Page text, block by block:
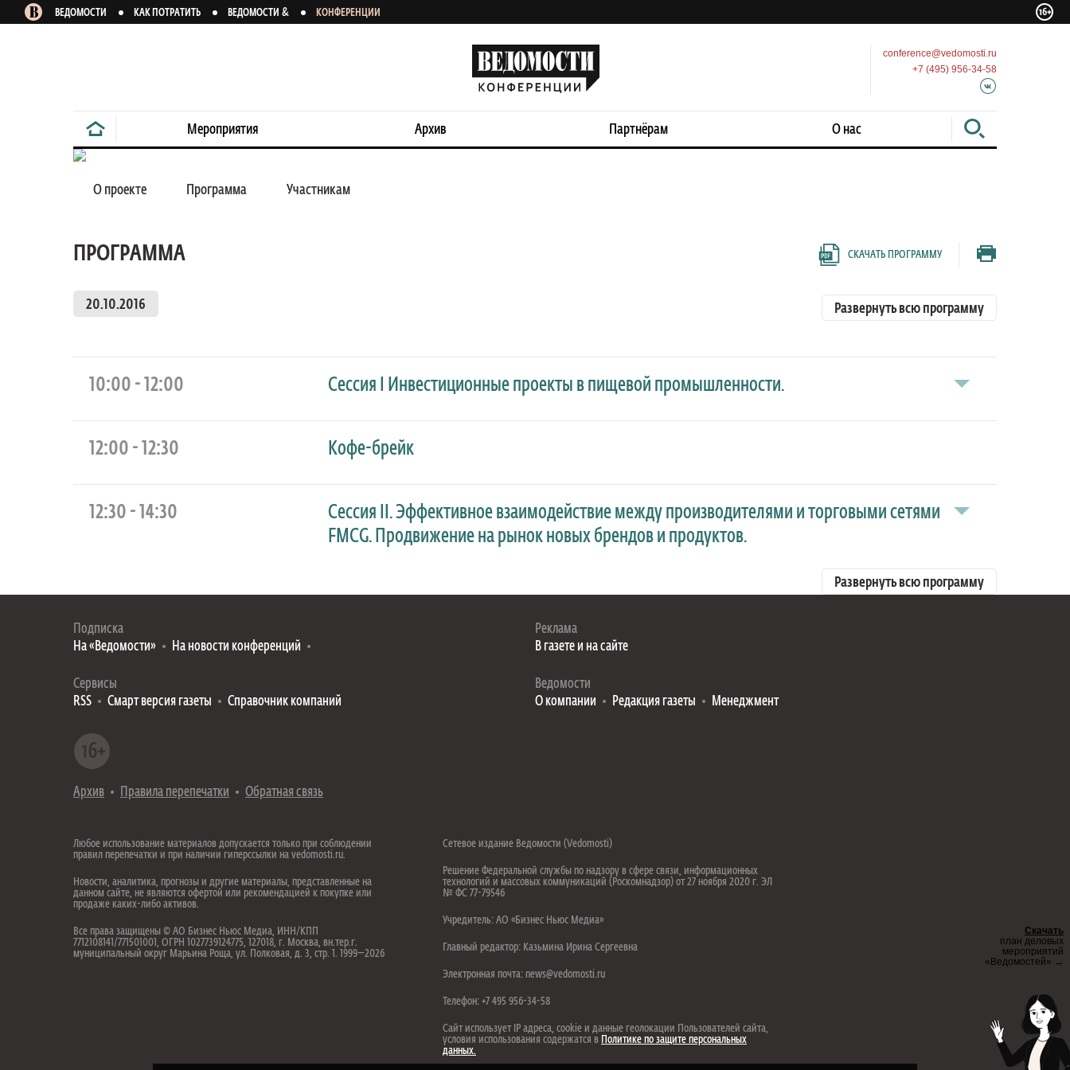
Скачать
план деловых
мероприятий
«Ведомостей» →
ВЕДОМОСТИ КАК ПОТРАТИТЬ ВЕДОМОСТИ & КОНФЕРЕНЦИИ
conference@vedomosti.ru
+7 (495) 956-34-58
Мероприятия Архив Партнёрам О нас
20 октября 2016
Пищевая промышленность Санкт-
Петербурга и СЗФО
Санкт-Петербург, Golden Garden Boutique Hotel, Владимирский проспект, 9
О проекте Программа Участникам
СКАЧАТЬ ПРОГРАММУ
ПРОГРАММА
Развернуть всю программу
20.10.2016
10:00 - 12:00 Сессия I Инвестиционные проекты в пищевой промышленности.
12:00 - 12:30 Кофе-брейк
12:30 - 14:30
Сессия II. Эффективное взаимодействие между производителями и торговыми сетями
FMCG. Продвижение на рынок новых брендов и продуктов.
Развернуть всю программу
Подписка
На «Ведомости»
На новости конференций
Сервисы
RSS
Смарт версия газеты Справочник компаний
Реклама
В газете и на сайте
Ведомости
О компании
Редакция газеты Менеджмент
Архив Правила перепечатки Обратная связь
Любое использование материалов допускается только при соблюдении
правил перепечатки и при наличии гиперссылки на vedomosti.ru.
Новости, аналитика, прогнозы и другие материалы, представленные на
данном сайте, не являются офертой или рекомендацией к покупке или
продаже каких-либо активов.
Все права защищены © АО Бизнес Ньюс Медиа, ИНН/КПП
7712108141/771501001, ОГРН 1027739124775, 127018, г. Москва, вн.тер.г.
муниципальный округ Марьина Роща, ул. Полковая, д. 3, стр. 1. 1999—2026
Сетевое издание Ведомости (Vedomosti)
Решение Федеральной службы по надзору в сфере связи, информационных
технологий и массовых коммуникаций (Роскомнадзор) от 27 ноября 2020 г. ЭЛ
№ ФС 77-79546
Учредитель: АО «Бизнес Ньюс Медиа»
Главный редактор: Казьмина Ирина Сергеевна
Электронная почта: news@vedomosti.ru
Телефон: +7 495 956-34-58
Сайт использует IP адреса, cookie и данные геолокации Пользователей сайта,
условия использования содержатся в Политике по защите персональных
данных.